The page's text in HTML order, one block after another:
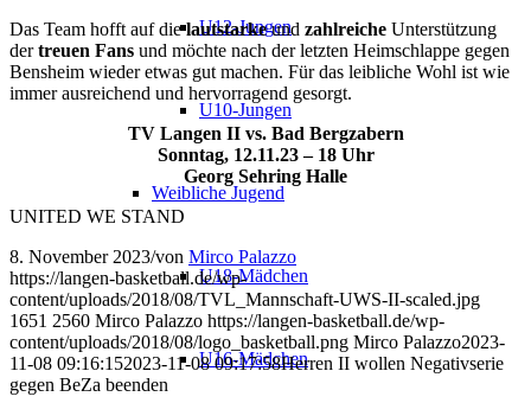
U12-Jungen
U10-Jungen
Weibliche Jugend
U18-Mädchen
U16-Mädchen
Das Team hofft auf dielautstarkeund zahlreiche Unterstützung
dertreuen Fans und möchte nach der letzten Heimschlappe gegen
Bensheim wieder etwas gut machen. Für das leibliche Wohl ist wie
immer ausreichend und hervorragend gesorgt.
TV Langen II vs. Bad Bergzabern
Sonntag, 12.11.23 – 18 Uhr
Georg Sehring Halle
UNITED WE STAND
8. November 2023/von Mirco Palazzo
https://langen-basketball.de/wp-
content/uploads/2018/08/TVL_Mannschaft-UWS-II-scaled.jpg
1651 2560 Mirco Palazzo https://langen-basketball.de/wp-
content/uploads/2018/08/logo_basketball.png Mirco Palazzo2023-
11-08 09:16:152023-11-08 09:17:58Herren II wollen Negativserie
gegen BeZa beenden